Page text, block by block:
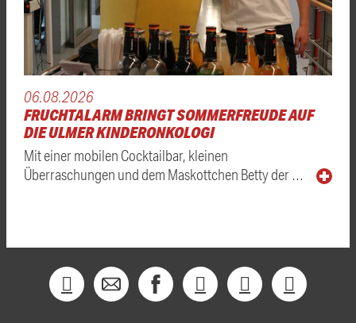
06.08.2026
FRUCHTALARM BRINGT SOMMERFREUDE AUF
DIE ULMER KINDERONKOLOGI
Mit einer mobilen Cocktailbar, kleinen
Überraschungen und dem Maskottchen Betty der …